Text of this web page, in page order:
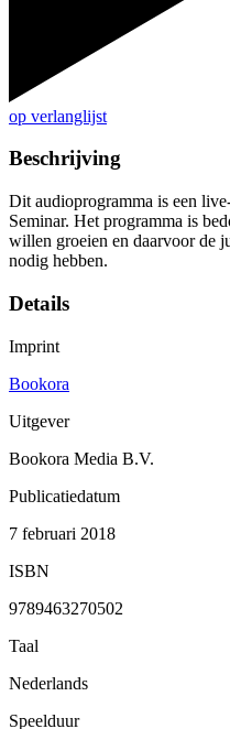
op verlanglijst
Beschrijving
Dit audioprogramma is een
Seminar. Het programma is
willen groeien en daarvoor de
nodig hebben.
Details
Imprint
Bookora
Uitgever
Bookora Media B.V.
Publicatiedatum
7 februari 2018
ISBN
9789463270502
Taal
Nederlands
Speelduur